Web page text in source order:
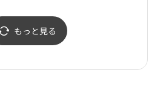
(마
화
店アンサン（安山）店
(블랙야크키즈 롯데백화
점 안산점)
もっと見る